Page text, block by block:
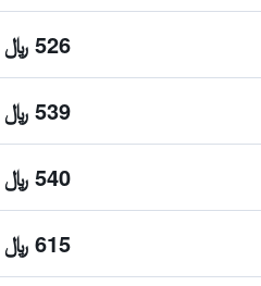
526 ﷼
539 ﷼
540 ﷼
615 ﷼